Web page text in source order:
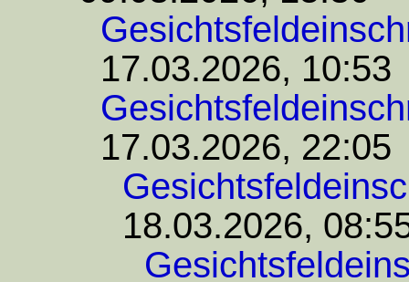
17.03.2026, 10:53
17.03.2026, 22:05
18.03.2026,